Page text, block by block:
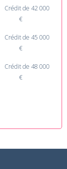
Crédit de 42 000
€
Crédit de 45 000
€
Crédit de 48 000
€